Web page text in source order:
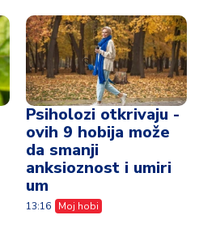
Psiholozi otkrivaju -
ovih 9 hobija može
da smanji
anksioznost i umiri
um
13:16 Moj hobi